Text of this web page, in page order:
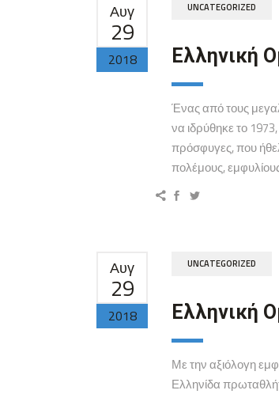
Αυγ
29
2018
UNCATEGORIZED
Ελληνική
Ένας από τους
να ιδρύθηκε το
πρόσφυγες, που
πολέμους,
Αυγ
29
2018
UNCATEGORIZED
Ελληνική
Με την αξιόλογη
Ελληνίδα